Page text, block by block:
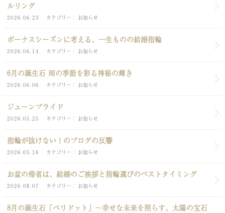
ルリング
2026.06.23 カテゴリー お知らせ
ボーナスシーズンに考える、一生ものの結婚指輪
2026.06.14 カテゴリー お知らせ
6月の誕生石 雨の季節を彩る神秘の輝き
2026.06.06 カテゴリー お知らせ
ジューンブライド
2026.05.25 カテゴリー お知らせ
指輪が抜けない！のブログの反響
2026.05.16 カテゴリー お知らせ
お盆の帰省は、結婚のご挨拶と指輪選びのベストタイミング
2026.08.07 カテゴリー お知らせ
8月の誕生石「ペリドット」～幸せな未来を照らす、太陽の宝石